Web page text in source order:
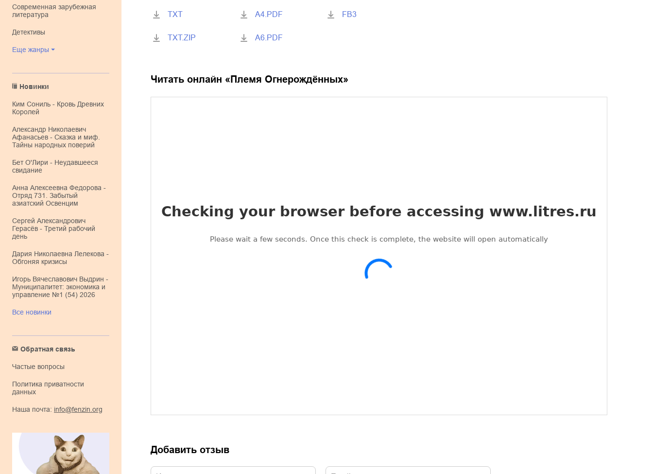
современная зарубежная
литература
детективы
Еще жанры
Новинки
Ким Сониль - Кровь Древних
Королей
Александр Николаевич
Афанасьев - Сказка и миф.
Тайны народных поверий
Бет О'Лири - Неудавшееся
свидание
Анна Алексеевна Федорова -
Отряд 731. Забытый
азиатский Освенцим
Сергей Александрович
Герасёв - Третий рабочий
день
Дария Николаевна Лелекова -
Обгоняя кризисы
Игорь Вячеславович Выдрин -
Муниципалитет: экономика и
управление №1 (54) 2026
Все новинки
Обратная связь
Частые вопросы
Политика приватности
данных
Наша почта: info@fenzin.org
TXT
TXT.ZIP
A4.PDF
A6.PDF
FB3
Читать онлайн « Племя Огнерождённых»
Добавить отзыв